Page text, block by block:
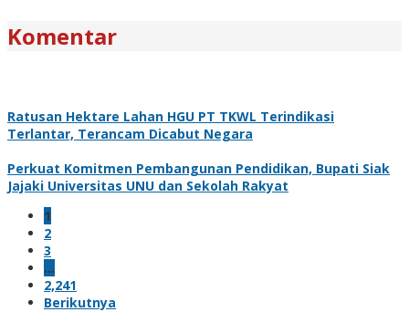
Komentar
Ratusan Hektare Lahan HGU PT TKWL Terindikasi
Terlantar, Terancam Dicabut Negara
Perkuat Komitmen Pembangunan Pendidikan, Bupati Siak
Jajaki Universitas UNU dan Sekolah Rakyat
1
2
3
…
2,241
Berikutnya